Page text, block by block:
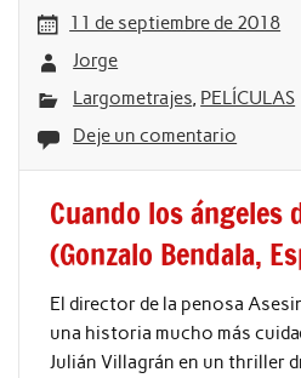
11 de septiembre de 2018
Jorge
Largometrajes, PELÍCULAS
Deje un comentario
Cuando los ángeles
(Gonzalo Bendala,
El director de la penosa
una historia mucho más
Julián Villagrán en un thriller